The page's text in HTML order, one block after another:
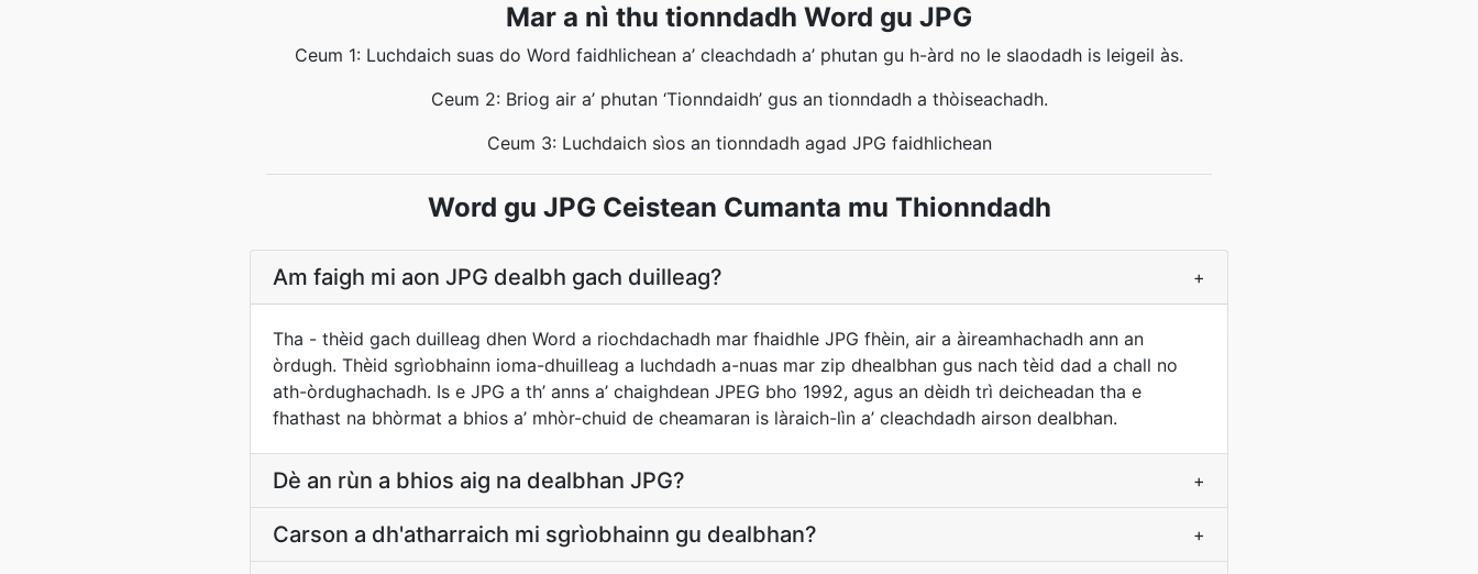
Mar a nì thu tionndadh Word gu JPG
Ceum 1: Luchdaich suas do Word faidhlichean a’ cleachdadh a’ phutan gu h-àrd no le slaodadh is leigeil às.
Ceum 2: Briog air a’ phutan ‘Tionndaidh’ gus an tionndadh a thòiseachadh.
Ceum 3: Luchdaich sìos an tionndadh agad JPG faidhlichean
Word gu JPG Ceistean Cumanta mu Thionndadh
Am faigh mi aon JPG dealbh gach duilleag? +
Tha - thèid gach duilleag dhen Word a riochdachadh mar fhaidhle JPG fhèin, air a àireamhachadh ann an
òrdugh. Thèid sgrìobhainn ioma-dhuilleag a luchdadh a-nuas mar zip dhealbhan gus nach tèid dad a chall no
ath-òrdughachadh. Is e JPG a th’ anns a’ chaighdean JPEG bho 1992, agus an dèidh trì deicheadan tha e
fhathast na bhòrmat a bhios a’ mhòr-chuid de cheamaran is làraich-lìn a’ cleachdadh airson dealbhan.
Dè an rùn a bhios aig na dealbhan JPG? +
Carson a dh'atharraich mi sgrìobhainn gu dealbhan? +